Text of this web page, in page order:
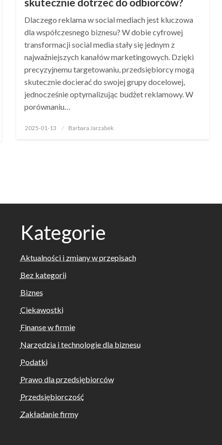
Dlaczego reklama w social mediach jest kluczowa
dla współczesnego biznesu? W dobie cyfrowej
transformacji social media stały się jednym z
najważniejszych kanałów marketingowych. Dzięki
precyzyjnemu targetowaniu, przedsiębiorcy mogą
skutecznie docierać do swojej grupy docelowej,
jednocześnie optymalizując budżet reklamowy. W
porównaniu…
Opublikowane
2025-01-13 Barbara Jarzabek
Kategorie
Aktualności i zmiany w przepisach
Bez kategorii
Biznes
Ciekawostki
Finanse w firmie
Narzędzia i technologie dla biznesu
Podatki
Prawo dla przedsiębiorców
Przedsiębiorczość
Zakładanie firmy